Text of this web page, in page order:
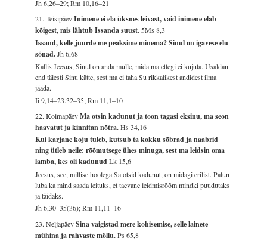
Jh 6,26–29; Rm 10,16–21
21. TeisipäevInimene ei ela üksnes leivast, vaid inimene elab
kõigest, mis lähtub Issanda suust.5Ms 8,3
Issand, kelle juurde me peaksime minema? Sinul on igavese elu
sõnad.Jh 6,68
Kallis Jeesus, Sinul on anda mulle, mida ma ettegi ei kujuta. Usaldan
end täiesti Sinu kätte, sest ma ei taha Su rikkalikest andidest ilma
jääda.
Ii 9,14–23.32–35; Rm 11,1–10
22. KolmapäevMa otsin kadunut ja toon tagasi eksinu, ma seon
haavatut ja kinnitan nõtra.Hs 34,16
Kui karjane koju tuleb, kutsub ta kokku sõbrad ja naabrid
ning ütleb neile: rõõmutsege ühes minuga, sest ma leidsin oma
lamba, kes oli kadunudLk 15,6
Jeesus, see, millise hoolega Sa otsid kadunut, on midagi erilist. Palun
luba ka mind saada leituks, et taevane leidmisrõõm mindki puudutaks
ja täidaks.
Jh 6,30–35(36); Rm 11,11–16
23. NeljapäevSina vaigistad mere kohisemise, selle lainete
mühina ja rahvaste möllu.Ps 65,8